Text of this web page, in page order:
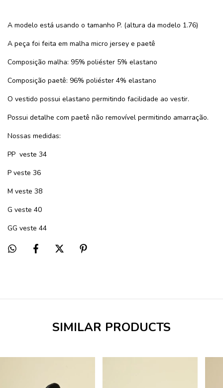
A modelo está usando o tamanho P. (altura da modelo 1.76)
A peça foi feita em malha micro jersey e paetê
Composição malha: 95% poliéster 5% elastano
Composição paetê: 96% poliéster 4% elastano
O vestido possui elastano permitindo facilidade ao vestir.
Possui detalhe com paetê não removível permitindo amarração.
Nossas medidas:
PP veste 34
P veste 36
M veste 38
G veste 40
GG veste 44
SIMILAR PRODUCTS